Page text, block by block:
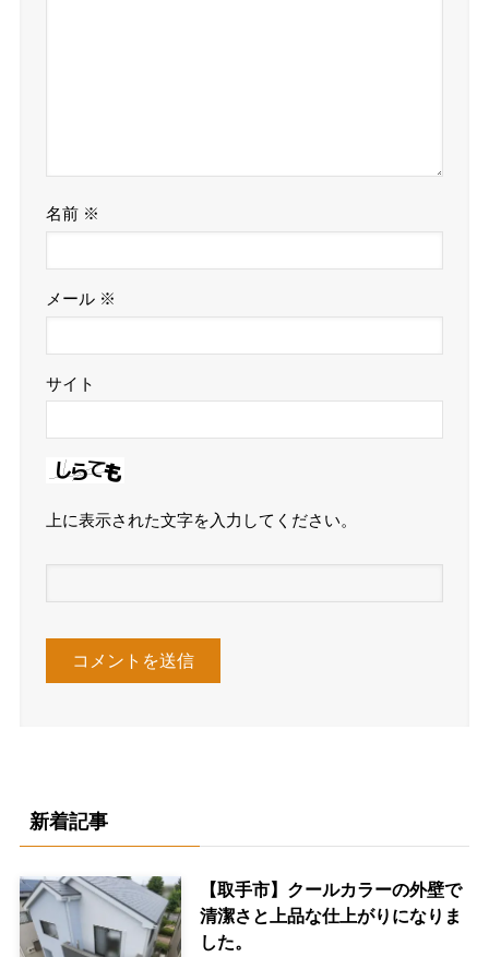
名前 ※
メール ※
サイト
上に表示された文字を入力してください。
新着記事
【取手市】クールカラーの外壁で
清潔さと上品な仕上がりになりま
した。